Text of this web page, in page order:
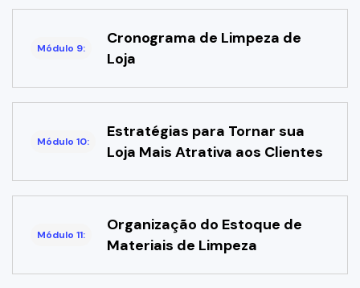
Módulo 9:
Cronograma de Limpeza de
Loja
Módulo 10:
Estratégias para Tornar sua
Loja Mais Atrativa aos Clientes
Módulo 11:
Organização do Estoque de
Materiais de Limpeza